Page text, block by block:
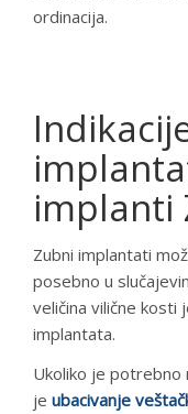
ordinacija.
implanti
Zubni implantati
posebno u
veličina vilične kosti
implantata.
Ukoliko je
je ubacivanje